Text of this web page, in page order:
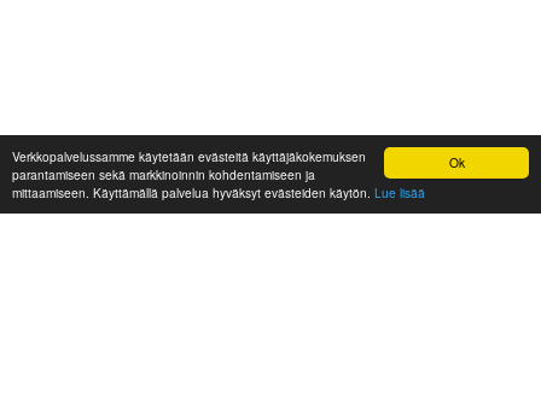
Ok
Verkkopalvelussamme käytetään evästeitä käyttäjäkokemuksen
parantamiseen sekä markkinoinnin kohdentamiseen ja
mittaamiseen. Käyttämällä palvelua hyväksyt evästeiden käytön. Lue lisää